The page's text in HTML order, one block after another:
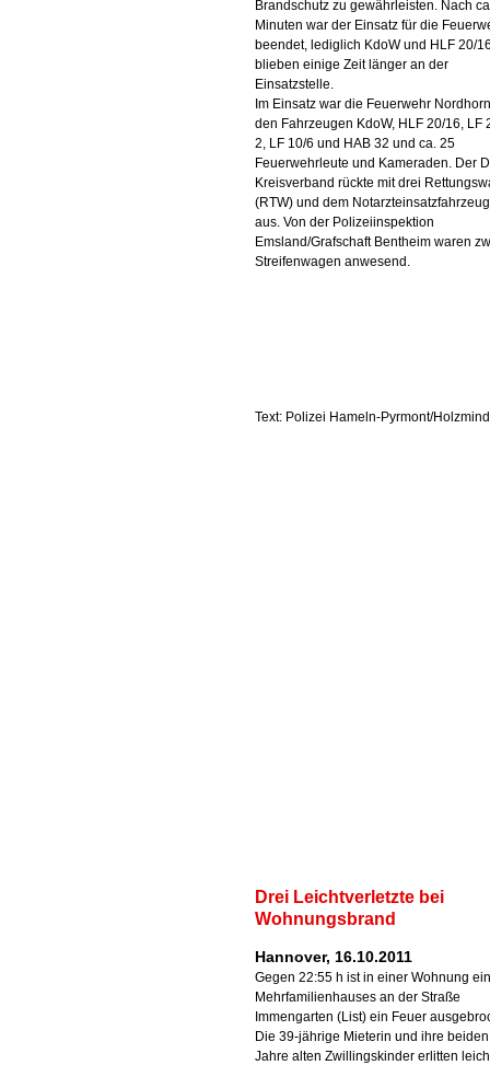
Brandschutz zu gewährleisten. Nach
Minuten war der Einsatz für die
beendet, lediglich KdoW und HLF 20/
blieben einige Zeit länger an der
Einsatzstelle.
Im Einsatz war die Feuerwehr
den Fahrzeugen KdoW, HLF 20/16, LF
2, LF 10/6 und HAB 32 und ca. 25
Feuerwehrleute und Kameraden. Der
Kreisverband rückte mit drei
(RTW) und dem
aus. Von der Polizeiinspektion
Emsland/Grafschaft Bentheim waren
Streifenwagen anwesend.
Text: Polizei Hameln-Pyrmont/
Drei Leichtverletzte bei
Wohnungsbrand
Hannover, 16.10.2011
Gegen 22:55 h ist in einer Wohnung
Mehrfamilienhauses an der Straße
Immengarten (List) ein Feuer
Die 39-jährige Mieterin und ihre
Jahre alten Zwillingskinder erlitten